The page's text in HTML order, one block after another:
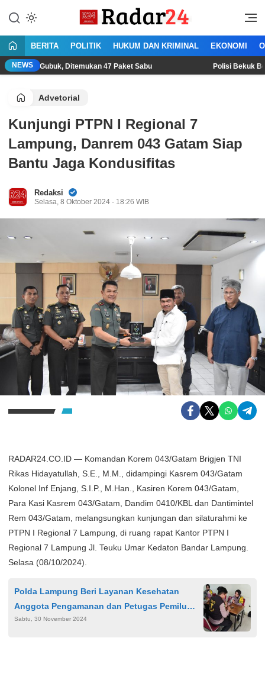
konten
Radar24.co.id
Jujur Lantang Bersuara
BERITA POLITIK HUKUM DAN KRIMINAL EKONOMI
NEWS
Ditemukan 47 Paket Sabu Polisi Bekuk Begal Sadis di
Advetorial
Kunjungi PTPN I Regional 7
Lampung, Danrem 043 Gatam Siap
Bantu Jaga Kondusifitas
Redaksi
Selasa, 8 Oktober 2024 - 18:26 WIB
RADAR24.CO.ID — Komandan Korem 043/Gatam Brigjen TNI
Rikas Hidayatullah, S.E., M.M., didampingi Kasrem 043/Gatam
Kolonel Inf Enjang, S.I.P., M.Han., Kasiren Korem 043/Gatam,
Para Kasi Kasrem 043/Gatam, Dandim 0410/KBL dan Dantimintel
Rem 043/Gatam, melangsungkan kunjungan dan silaturahmi ke
PTPN I Regional 7 Lampung, di ruang rapat Kantor PTPN I
Regional 7 Lampung Jl. Teuku Umar Kedaton Bandar Lampung.
Selasa (08/10/2024).
Polda Lampung Beri Layanan Kesehatan
Anggota Pengamanan dan Petugas Pemilu
Agar Tetap Prima
Sabtu, 30 November 2024